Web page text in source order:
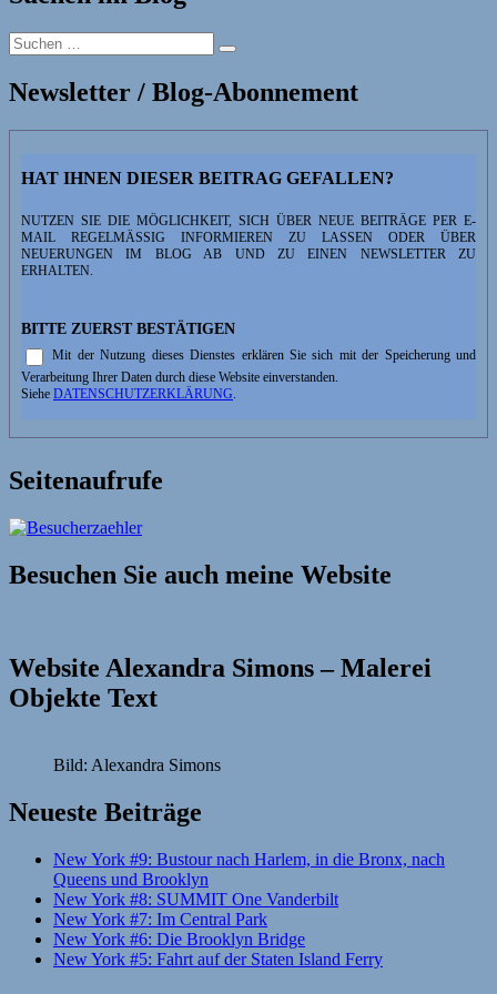
Suchen
nach:
Suchen
Newsletter / Blog-Abonnement
HAT IHNEN DIESER BEITRAG GEFALLEN?
NUTZEN SIE DIE MÖGLICHKEIT, SICH ÜBER NEUE BEITRÄGE PER E-
MAIL REGELMÄSSIG INFORMIEREN ZU LASSEN ODER ÜBER N
EUERUNGEN IM BLOG AB UND ZU EINEN NEWSLETTER ZU E
RHALTEN.
BITTE ZUERST BESTÄTIGEN
Mit der Nutzung dieses Dienstes erklären Sie sich mit der Speicherung und
Verarbeitung Ihrer Daten durch diese Website einverstanden.
Siehe DATENSCHUTZERKLÄRUNG
Seitenaufrufe
Besuchen Sie auch meine Website
Website Alexandra Simons – Malerei
Objekte Text
Bild: Alexandra Simons
Neueste Beiträge
New York #9: Bustour nach Harlem, in die Bronx, nach
Queens und Brooklyn
New York #8: SUMMIT One Vanderbilt
New York #7: Im Central Park
New York #6: Die Brooklyn Bridge
New York #5: Fahrt auf der Staten Island Ferry